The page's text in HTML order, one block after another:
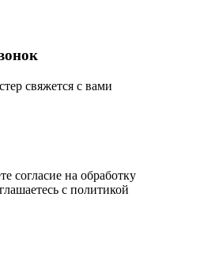
свяжется с вами
согласие на обработку
c политикой